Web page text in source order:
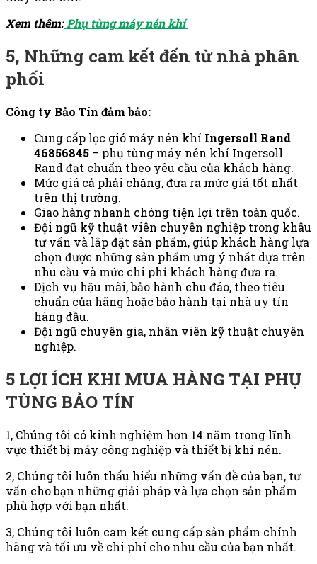
Xem thêm:Phụ tùng máy nén khí
5, Những cam kết đến từ nhà phân
phối
Công ty Bảo Tín đảm bảo:
Cung cấp lọc gió máy nén khí Ingersoll Rand
46856845 – phụ tùng máy nén khí Ingersoll
Rand đạt chuẩn theo yêu cầu của khách hàng.
Mức giá cả phải chăng, đưa ra mức giá tốt nhất
trên thị trường.
Giao hàng nhanh chóng tiện lợi trên toàn quốc.
Đội ngũ kỹ thuật viên chuyên nghiệp trong khâu
tư vấn và lắp đặt sản phẩm, giúp khách hàng lựa
chọn được những sản phẩm ưng ý nhất dựa trên
nhu cầu và mức chi phí khách hàng đưa ra.
Dịch vụ hậu mãi, bảo hành chu đáo, theo tiêu
chuẩn của hãng hoặc bảo hành tại nhà uy tín
hàng đầu.
Đội ngũ chuyên gia, nhân viên kỹ thuật chuyên
nghiệp.
5 LỢI ÍCH KHI MUA HÀNG TẠI PHỤ
TÙNG BẢO TÍN
1, Chúng tôi có kinh nghiệm hơn 14 năm trong lĩnh
vực thiết bị máy công nghiệp và thiết bị khí nén.
2, Chúng tôi luôn thấu hiểu những vấn đề của bạn, tư
vấn cho bạn những giải pháp và lựa chọn sản phẩm
phù hợp với bạn nhất.
3, Chúng tôi luôn cam kết cung cấp sản phẩm chính
hãng và tối ưu về chi phí cho nhu cầu của bạn nhất.